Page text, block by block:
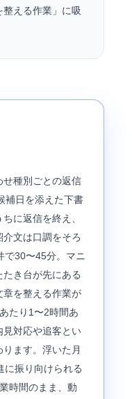
える作業」に吸
せ種別ごとの返信
補日を添えた下書
に返信を終え、
文は口調をそろ
で30〜45分。マニ
き台が先にある
章を整える作業が
たり1〜2時間あ
見対応や追客とい
ます。浮いた月
に振り向けられる
時間のまま、動